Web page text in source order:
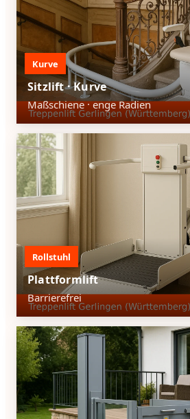
Kurve
Sitzlift · Kurve
Maßschiene · enge Radien
Rollstuhl
Plattformlift
Barrierefrei